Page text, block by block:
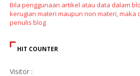
Bila penggunaan artikel atau data dalam
kerugian materi maupun non materi, maka
penulis blog
HIT COUNTER
Visitor :